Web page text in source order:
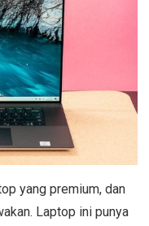
yang premium, dan
Laptop ini punya